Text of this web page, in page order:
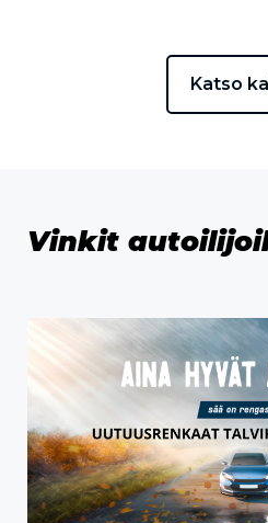
Katso
Vinkit